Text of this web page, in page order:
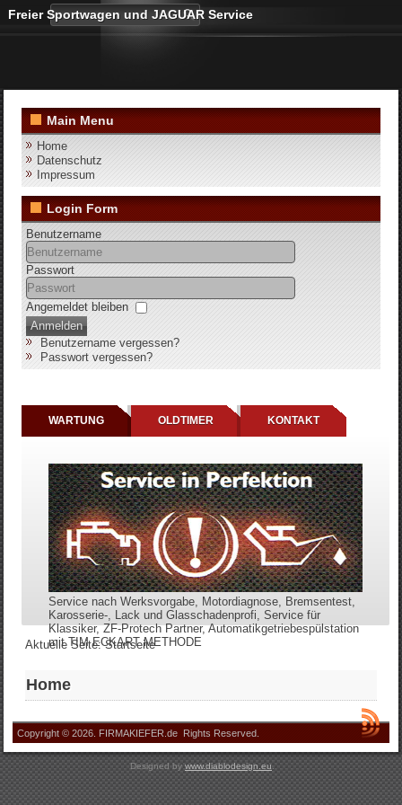
Freier Sportwagen und JAGUAR Service
Main Menu
Home
Datenschutz
Impressum
Login Form
Benutzername
Passwort
Angemeldet bleiben
Anmelden
Benutzername vergessen?
Passwort vergessen?
WARTUNG OLDTIMER KONTAKT
Service nach Werksvorgabe, Motordiagnose, Bremsentest,
Karosserie-, Lack und Glasschadenprofi, Service für
Klassiker, ZF-Protech Partner, Automatikgetriebespülstation
mit TIM ECKART METHODE
Aktuelle Seite:Startseite
Home
Copyright © 2026. FIRMAKIEFER.de Rights Reserved.
Designed bywww.diablodesign.eu.